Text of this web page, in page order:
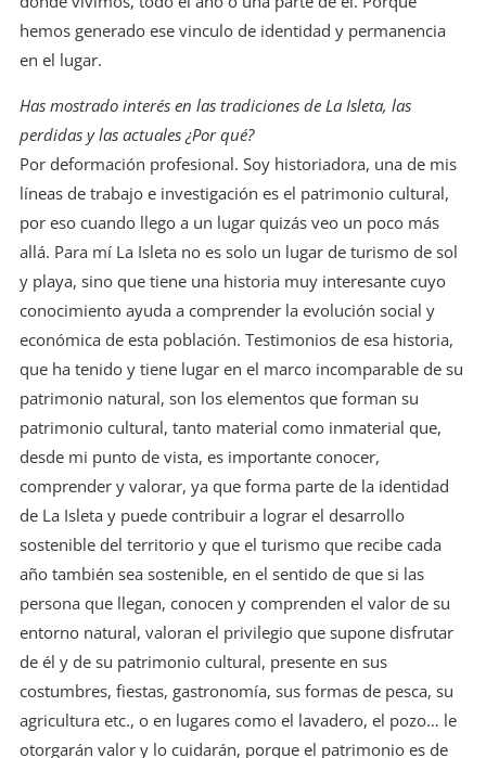
hemos generado ese vinculo de identidad y permanencia
en el lugar.
Has mostrado interés en las tradiciones de La Isleta, las
perdidas y las actuales ¿Por qué?
Por deformación profesional. Soy historiadora, una de mis
líneas de trabajo e investigación es el patrimonio cultural,
por eso cuando llego a un lugar quizás veo un poco más
allá. Para mí La Isleta no es solo un lugar de turismo de sol
y playa, sino que tiene una historia muy interesante cuyo
conocimiento ayuda a comprender la evolución social y
económica de esta población. Testimonios de esa historia,
que ha tenido y tiene lugar en el marco incomparable de su
patrimonio natural, son los elementos que forman su
patrimonio cultural, tanto material como inmaterial que,
desde mi punto de vista, es importante conocer,
comprender y valorar, ya que forma parte de la identidad
de La Isleta y puede contribuir a lograr el desarrollo
sostenible del territorio y que el turismo que recibe cada
año también sea sostenible, en el sentido de que si las
persona que llegan, conocen y comprenden el valor de su
entorno natural, valoran el privilegio que supone disfrutar
de él y de su patrimonio cultural, presente en sus
costumbres, fiestas, gastronomía, sus formas de pesca, su
agricultura etc., o en lugares como el lavadero, el pozo… le
otorgarán valor y lo cuidarán, porque el patrimonio es de